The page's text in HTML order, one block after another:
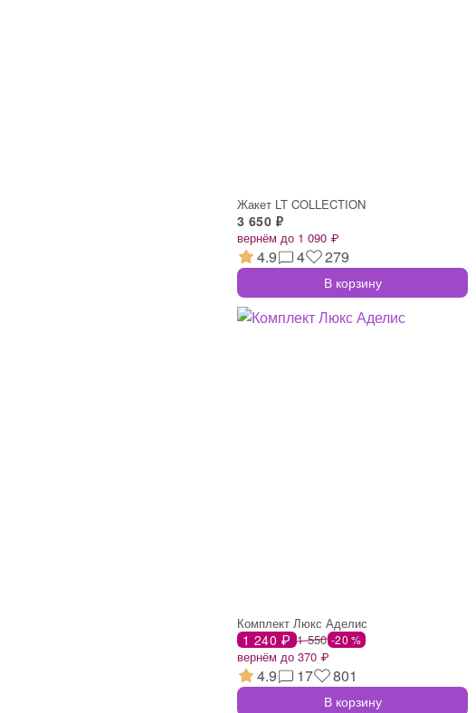
Жакет LT COLLECTION
3 650 ₽
вернём до 1 090 ₽
4.9 4 279
В корзину
Комплект Люкс Аделис
1 240 ₽ 1 550 -20 %
вернём до 370 ₽
4.9 17 801
В корзину